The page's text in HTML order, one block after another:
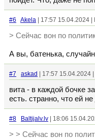
#6 Akela | 17:57 15.04.2024 |
> Сейчас вон по
А вы, батенька,
#7 askad | 17:57 15.04.2024
вита - в каждой бочке
есть. странно, что ей
#8 Baltijalv.lv | 18:06
> > Сейчас вон по